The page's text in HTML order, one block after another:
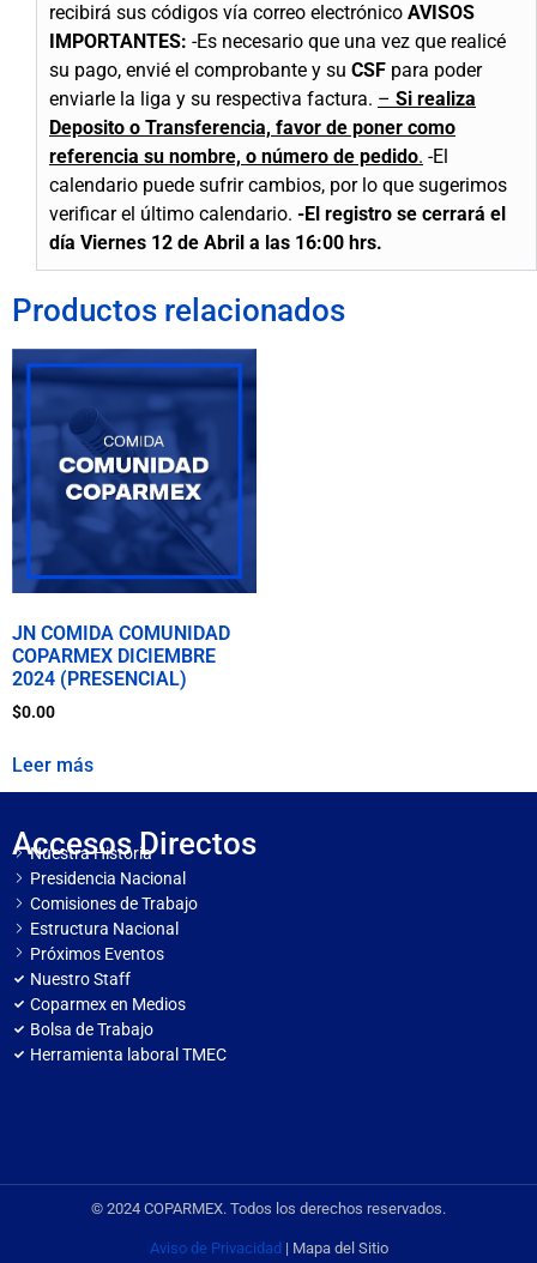
recibirá sus códigos vía correo electrónico AVISOS
IMPORTANTES: -Es necesario que una vez que realicé
su pago, envié el comprobante y su CSF para poder
enviarle la liga y su respectiva factura. – Si realiza
Deposito o Transferencia, favor de poner como
referencia su nombre, o número de pedido. -El
calendario puede sufrir cambios, por lo que sugerimos
verificar el último calendario. -El registro se cerrará el
día Viernes 12 de Abril a las 16:00 hrs.
Productos relacionados
JN COMIDA COMUNIDAD
COPARMEX DICIEMBRE
2024 (PRESENCIAL)
$0.00
Leer más
Accesos Directos
Nuestra Historia
Presidencia Nacional
Comisiones de Trabajo
Estructura Nacional
Próximos Eventos
Nuestro Staff
Coparmex en Medios
Bolsa de Trabajo
Herramienta laboral TMEC
© 2024 COPARMEX. Todos los derechos reservados.
Aviso de Privacidad| Mapa del Sitio